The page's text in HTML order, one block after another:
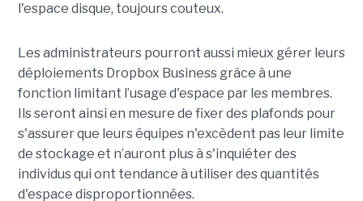
l'espace disque, toujours couteux.
Les administrateurs pourront aussi mieux gérer leurs
déploiements Dropbox Business grâce à une
fonction limitant l’usage d'espace par les membres.
Ils seront ainsi en mesure de fixer des plafonds pour
s'assurer que leurs équipes n'excèdent pas leur limite
de stockage et n’auront plus à s'inquiéter des
individus qui ont tendance à utiliser des quantités
d'espace disproportionnées.